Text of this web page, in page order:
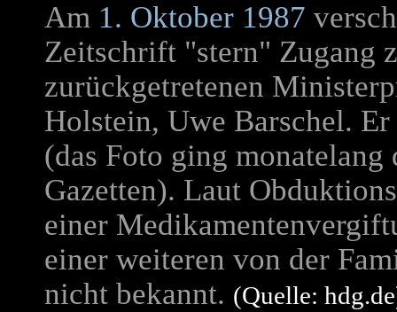
Am 1. Oktober 1987
Zeitschrift "stern" Zugang
zurückgetretenen
Holstein, Uwe Barschel.
(das Foto ging
Gazetten). Laut
einer
einer weiteren von der
nicht bekannt. (Quelle: